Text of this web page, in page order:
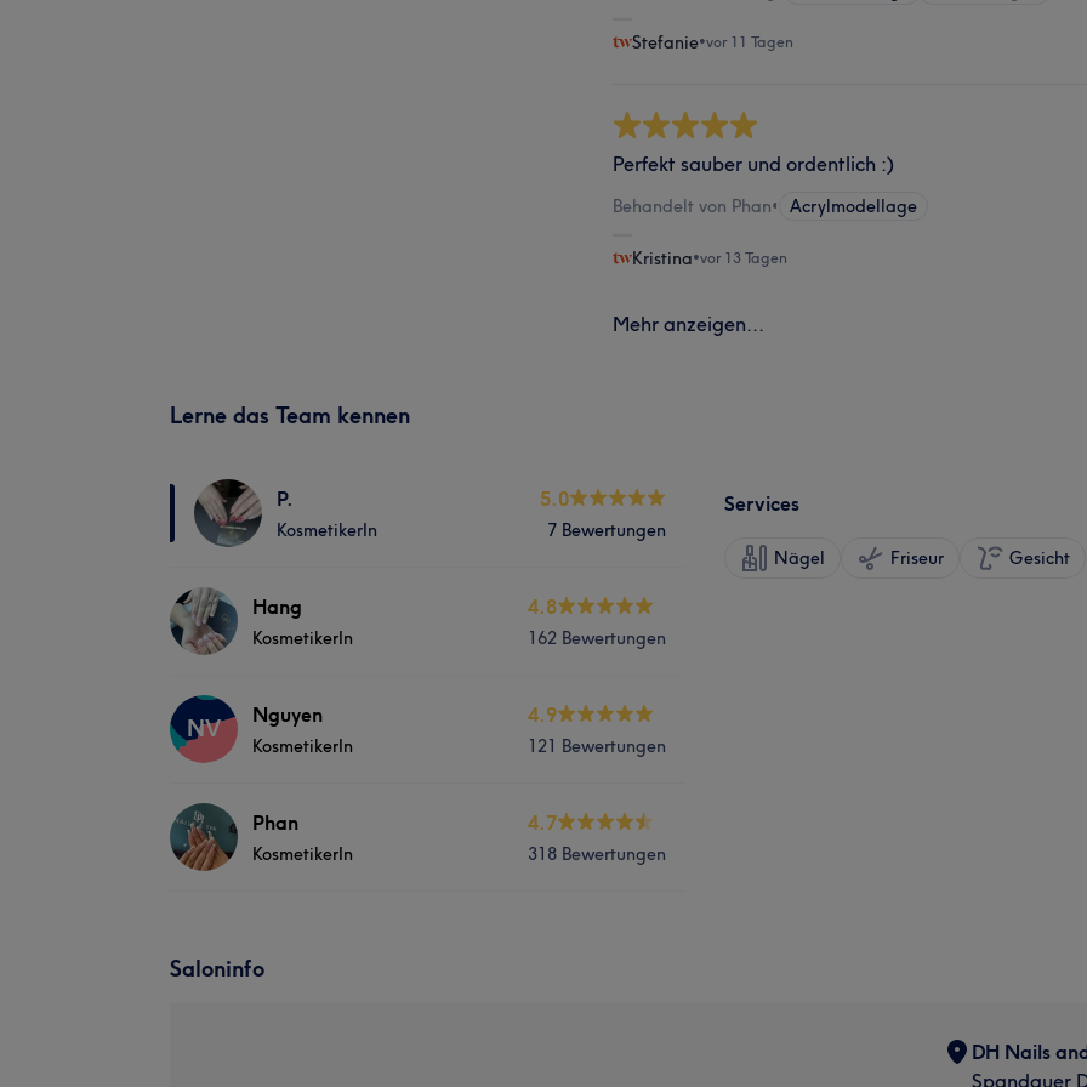
Stefanie•vor 11 Tagen
Perfekt sauber und ordentlich :)
Behandelt von Phan• Acrylmodellage
Kristina•vor 13 Tagen
Mehr anzeigen...
Lerne das Team kennen
P.
KosmetikerIn
5.0
7 Bewertungen
Hang
KosmetikerIn
4.8
162 Bewertungen
NV Nguyen
KosmetikerIn
4.9
121 Bewertungen
Phan
KosmetikerIn
4.7
318 Bewertungen
Services
Nägel Friseur Gesicht
Saloninfo
DH Nails
Spandauer